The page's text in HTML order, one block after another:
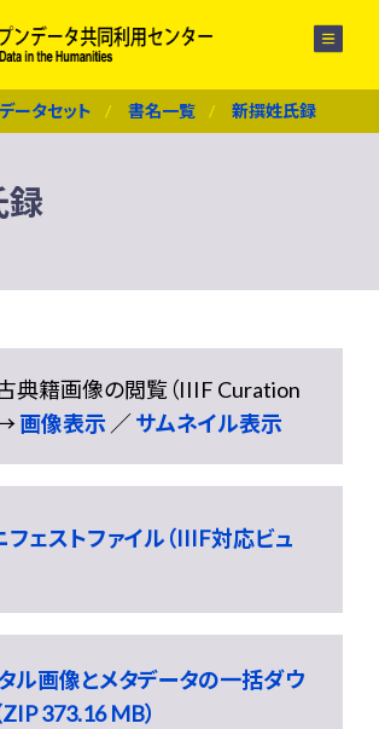
ータセット 書名一覧 新撰姓氏録
録
典籍画像の閲覧（IIIF Curation
画像表示 ／サムネイル表示
フェストファイル（IIIF対応ビュ
ル画像とメタデータの一括ダウ
373.16 MB）